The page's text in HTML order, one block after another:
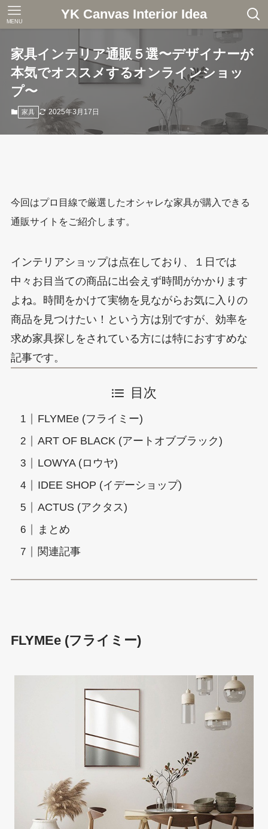
YK Canvas Interior Idea
MENU
家具インテリア通販５選〜デザイナーが
本気でオススメするオンラインショッ
プ〜
家具 2025年3月17日
今回はプロ目線で厳選したオシャレな家具が購入できる
通販サイトをご紹介します。
インテリアショップは点在しており、
１日では
中々お目当ての商品に出会えず時間がかかります
よね。 時間をかけて実物を見ながらお気に入りの
商品を見つけたい！という方は別ですが、 効率を
求め家具探しをされている方には特におすすめな
記事です。
目次
FLYMEe (フライミー)
ART OF BLACK (アートオブブラック)
LOWYA (ロウヤ)
IDEE SHOP (イデーショップ)
ACTUS (アクタス)
まとめ
関連記事
FLYMEe(フライミー)